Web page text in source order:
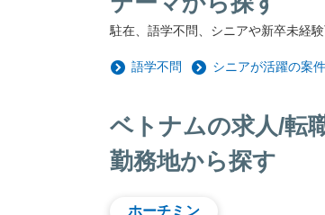
駐在、語学不問、シニアや新卒未経
語学不問 シニアが活躍の案件
ベトナムの求人/転
勤務地から探す
ホーチミン